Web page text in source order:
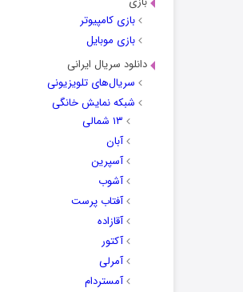
بازی کامپیوتر
بازی موبایل
دانلود سریال ایرانی
سریال‌های تلویزیونی
شبکه نمایش خانگی
۱۳ شمالی
آبان
آسپرین
آشوب
آفتاب پرست
آقازاده
آکتور
آمرلی
آمستردام